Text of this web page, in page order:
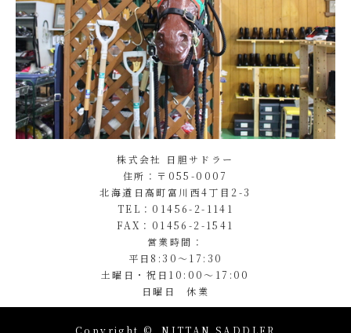
株式会社 日胆サドラー
住所：〒055-0007
北海道日高町富川西4丁目2-3
TEL：01456-2-1141
FAX：01456-2-1541
営業時間：
平日8:30～17:30
土曜日・祝日10:00～17:00
日曜日 休業